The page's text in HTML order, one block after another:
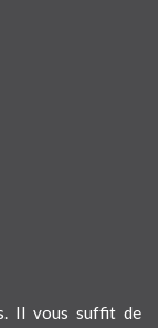
Il vous suffit de